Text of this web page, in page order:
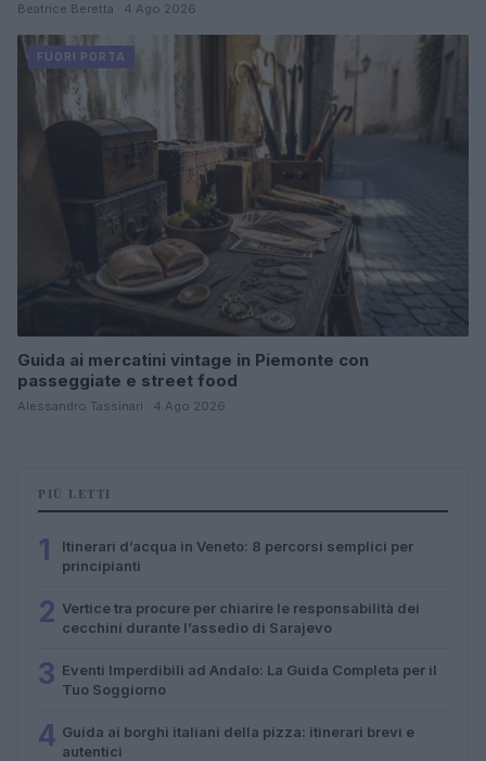
Beatrice Beretta · 4 Ago 2026
FUORI PORTA
Guida ai mercatini vintage in Piemonte con
passeggiate e street food
Alessandro Tassinari · 4 Ago 2026
PIÙ LETTI
1
Itinerari d’acqua in Veneto: 8 percorsi semplici per
principianti
2 Vertice tra procure per chiarire le responsabilità dei
cecchini durante l’assedio di Sarajevo
3 Eventi Imperdibili ad Andalo: La Guida Completa per il
Tuo Soggiorno
4 Guida ai borghi italiani della pizza: itinerari brevi e
autentici